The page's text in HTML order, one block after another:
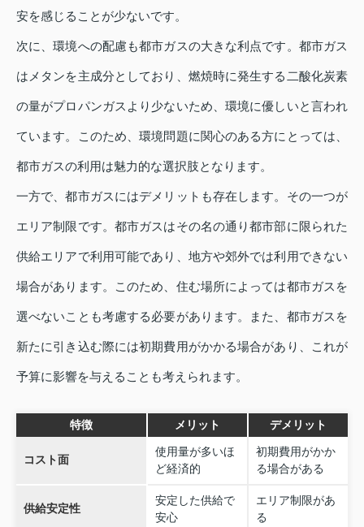
安を感じることが少ないです。
次に、環境への配慮も都市ガスの大きな利点です。都市ガス
はメタンを主成分としており、燃焼時に発生する二酸化炭素
の量がプロパンガスより少ないため、環境に優しいと言われ
ています。このため、環境問題に関心のある方にとっては、
都市ガスの利用は魅力的な選択肢となります。
一方で、都市ガスにはデメリットも存在します。その一つが
エリア制限です。都市ガスはその名の通り都市部に限られた
供給エリアで利用可能であり、地方や郊外では利用できない
場合があります。このため、住む場所によっては都市ガスを
選べないことも考慮する必要があります。また、都市ガスを
新たに引き込む際には初期費用がかかる場合があり、これが
予算に影響を与えることも考えられます。
特徴 メリット デメリット
コスト面
使用量が多いほ
ど経済的
初期費用がかか
る場合がある
供給安定性
安定した供給で
安心
エリア制限があ
る